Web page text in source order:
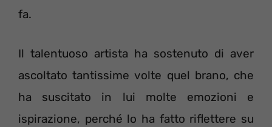
fa.
Il talentuoso artista ha sostenuto di aver
ascoltato tantissime volte quel brano, che
ha suscitato in lui molte emozioni e
ispirazione, perché lo ha fatto riflettere su